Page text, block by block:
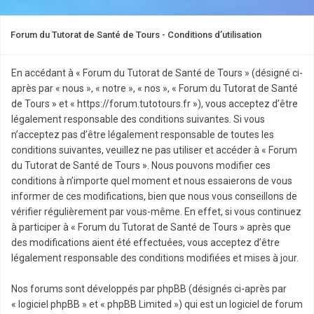
Forum du Tutorat de Santé de Tours - Conditions d’utilisation
En accédant à « Forum du Tutorat de Santé de Tours » (désigné ci-
après par « nous », « notre », « nos », « Forum du Tutorat de Santé
de Tours » et « https://forum.tutotours.fr »), vous acceptez d’être
légalement responsable des conditions suivantes. Si vous
n’acceptez pas d’être légalement responsable de toutes les
conditions suivantes, veuillez ne pas utiliser et accéder à « Forum
du Tutorat de Santé de Tours ». Nous pouvons modifier ces
conditions à n’importe quel moment et nous essaierons de vous
informer de ces modifications, bien que nous vous conseillons de
vérifier régulièrement par vous-même. En effet, si vous continuez
à participer à « Forum du Tutorat de Santé de Tours » après que
des modifications aient été effectuées, vous acceptez d’être
légalement responsable des conditions modifiées et mises à jour.
Nos forums sont développés par phpBB (désignés ci-après par
« logiciel phpBB » et « phpBB Limited ») qui est un logiciel de forum